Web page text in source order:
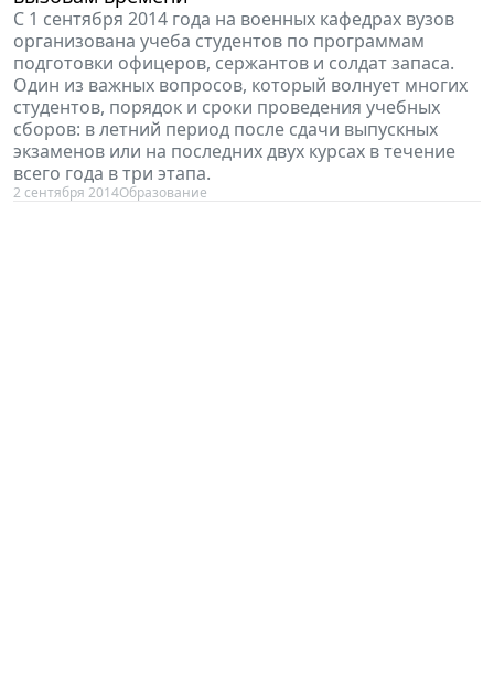
С 1 сентября 2014 года на военных кафедрах вузов
организована учеба студентов по программам
подготовки офицеров, сержантов и солдат запаса.
Один из важных вопросов, который волнует многих
студентов, порядок и сроки проведения учебных
сборов: в летний период после сдачи выпускных
экзаменов или на последних двух курсах в течение
всего года в три этапа.
2 сентября 2014Образование